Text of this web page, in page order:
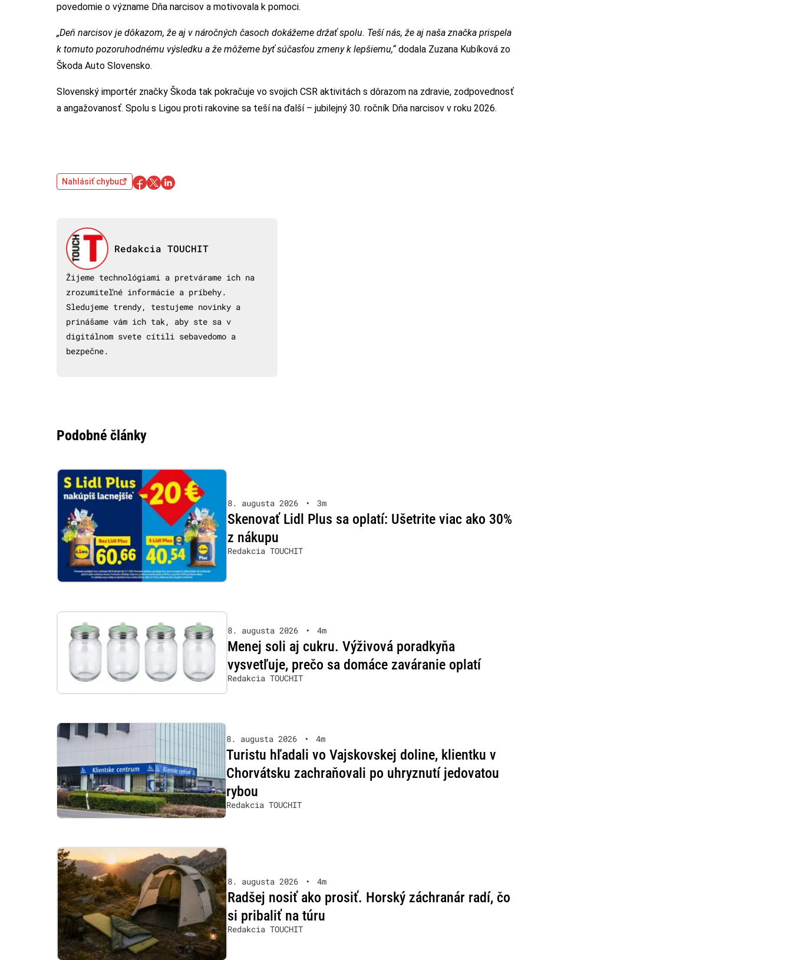
povedomie o význame Dňa narcisov a motivovala k pomoci.
„Deň narcisov je dôkazom, že aj v náročných časoch dokážeme držať spolu. Teší nás, že aj naša značka prispela
k tomuto pozoruhodnému výsledku a že môžeme byť súčasťou zmeny k lepšiemu,“dodala Zuzana Kubíková zo
Škoda Auto Slovensko.
Slovenský importér značky Škoda tak pokračuje vo svojich CSR aktivitách s dôrazom na zdravie, zodpovednosť
a angažovanosť. Spolu s Ligou proti rakovine sa teší na ďalší – jubilejný 30. ročník Dňa narcisov v roku 2026.
Nahlásiť chybu
Redakcia TOUCHIT
Žijeme technológiami a pretvárame ich na
zrozumiteľné informácie a príbehy.
Sledujeme trendy, testujeme novinky a
prinášame vám ich tak, aby ste sa v
digitálnom svete cítili sebavedomo a
bezpečne.
Podobné články
8. augusta 2026 • 3m
Skenovať Lidl Plus sa oplatí: Ušetrite viac ako 30%
z nákupu
Redakcia TOUCHIT
8. augusta 2026 • 4m
Menej soli aj cukru. Výživová poradkyňa
vysvetľuje, prečo sa domáce zaváranie oplatí
Redakcia TOUCHIT
8. augusta 2026 • 4m
Turistu hľadali vo Vajskovskej doline, klientku v
Chorvátsku zachraňovali po uhryznutí jedovatou
rybou
Redakcia TOUCHIT
8. augusta 2026 • 4m
Radšej nosiť ako prosiť. Horský záchranár radí, čo
si pribaliť na túru
Redakcia TOUCHIT